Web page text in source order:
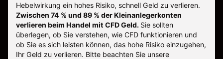
Hebelwirkung ein hohes Risiko, schnell Geld zu verlieren.
Zwischen 74 % und 89 % der Kleinanlegerkonten
verlieren beim Handel mit CFD Geld. Sie sollten
überlegen, ob Sie verstehen, wie CFD funktionieren und
ob Sie es sich leisten können, das hohe Risiko einzugehen,
Ihr Geld zu verlieren. Bitte beachten Sie unsere